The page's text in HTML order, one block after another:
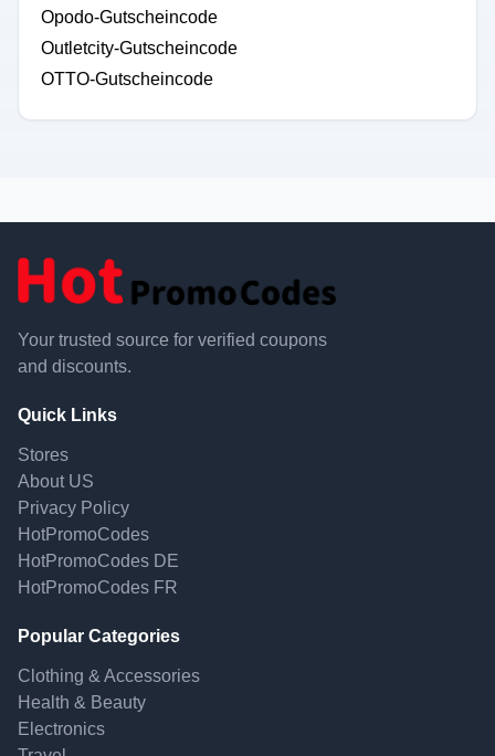
Opodo-Gutscheincode
Outletcity-Gutscheincode
OTTO-Gutscheincode
Your trusted source for verified coupons
and discounts.
Quick Links
Stores
About US
Privacy Policy
HotPromoCodes
HotPromoCodes DE
HotPromoCodes FR
Popular Categories
Clothing & Accessories
Health & Beauty
Electronics